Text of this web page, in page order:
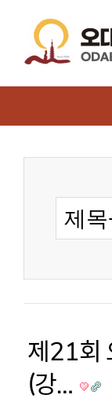
제21회
(강…